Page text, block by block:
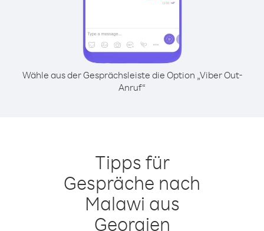
Wähle aus der Gesprächsleiste die Option „Viber Out-
Anruf“
Tipps für
Gespräche nach
Malawi aus
Georgien